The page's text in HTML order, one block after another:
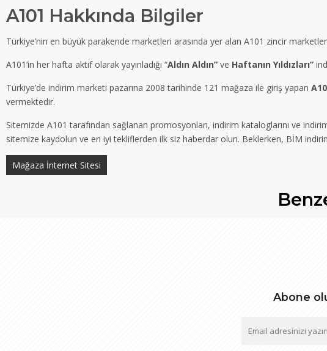
A101 Hakkında Bilgiler
Türkiye’nin en büyük parakende marketleri arasında yer alan A101 zincir
A101’in her hafta aktif olarak yayınladığı “Aldın Aldın” ve Haftanın Yıldızları”
Türkiye’de indirim marketi pazarına 2008 tarihinde 121 mağaza ile giriş yapan
vermektedir.
Sitemizde A101 tarafından sağlanan promosyonları, indirim kataloglarını ve
sitemize kaydolun ve en iyi tekliflerden ilk siz haberdar olun. Beklerken, BİM
Mağaza İnternet Sitesi
Abone